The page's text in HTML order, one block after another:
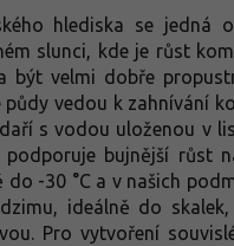
hlediska se jedná
slunci, kde je růst
být velmi dobře
půdy vedou k zahnívání
s vodou uloženou v
podporuje bujnější růst
-30 °C a v našich
ideálně do
Pro vytvoření